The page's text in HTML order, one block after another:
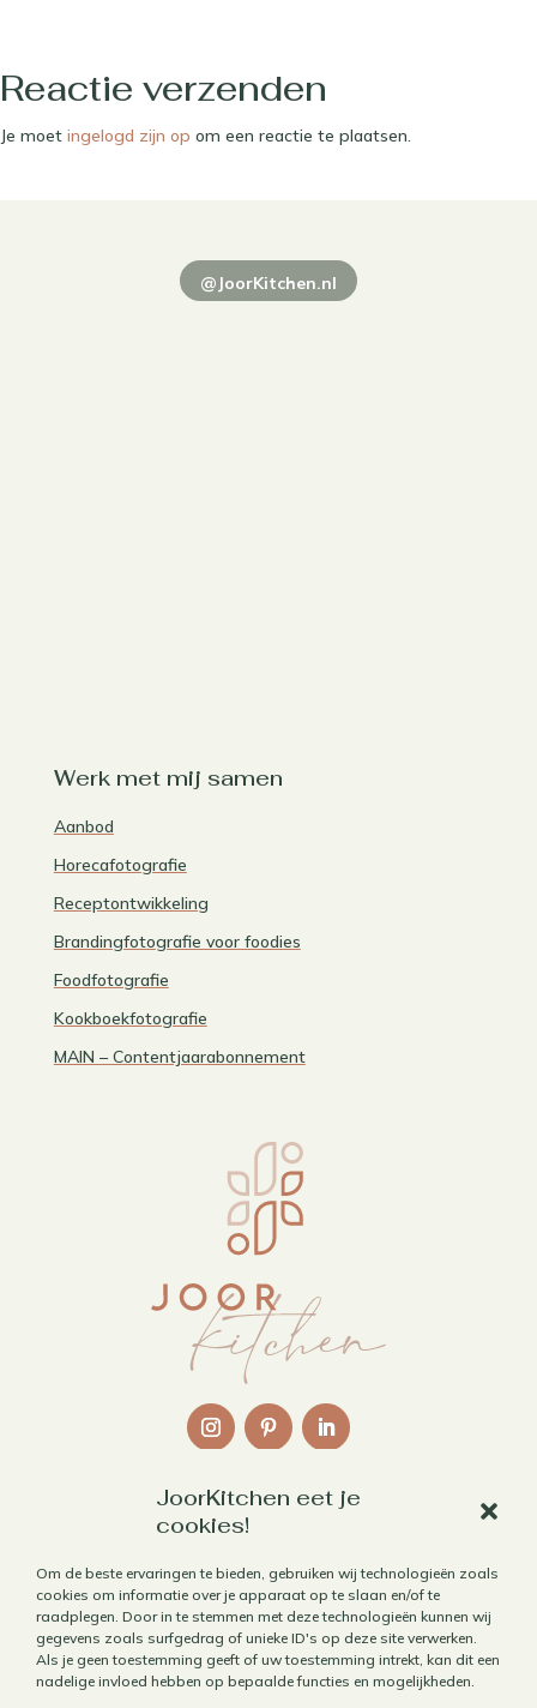
JoorKitchen eet je
cookies!
Om de beste ervaringen te bieden, gebruiken wij technologieën zoals
cookies om informatie over je apparaat op te slaan en/of te
raadplegen. Door in te stemmen met deze technologieën kunnen wij
gegevens zoals surfgedrag of unieke ID's op deze site verwerken.
Als je geen toestemming geeft of uw toestemming intrekt, kan dit een
nadelige invloed hebben op bepaalde functies en mogelijkheden.
Reactie verzenden
Je moet ingelogd zijn op om een reactie te plaatsen.
@JoorKitchen.nl
Werk met mij samen
Aanbod
Horecafotografie
Receptontwikkeling
Brandingfotografie voor foodies
Foodfotografie
Kookboekfotografie
MAIN – Contentjaarabonnement
Contact
Algemene voorwaarden
Privacybeleid